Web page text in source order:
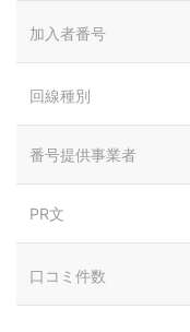
加入者番号
回線種別
番号提供事業者
PR文
口コミ件数